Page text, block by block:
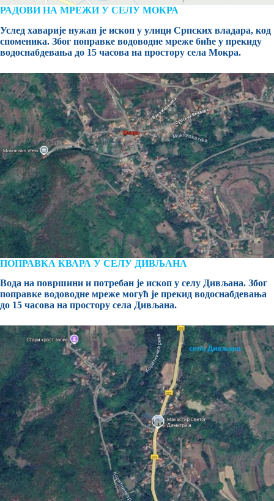
РАДОВИ НА МРЕЖИ У СЕЛУ МОКРА
Услед хаварије нужан је ископ у улици Српских владара, код
споменика. Због поправке водоводне мреже биће у прекиду
водоснабдевања до 15 часова на простору села Мокра.
ПОПРАВКА КВАРА У СЕЛУ ДИВЉАНА
Вода на површини и потребан је ископ у селу Дивљана. Због
поправке водоводне мреже могућ је прекид водоснабдевања
до 15 часова на простору села Дивљана.